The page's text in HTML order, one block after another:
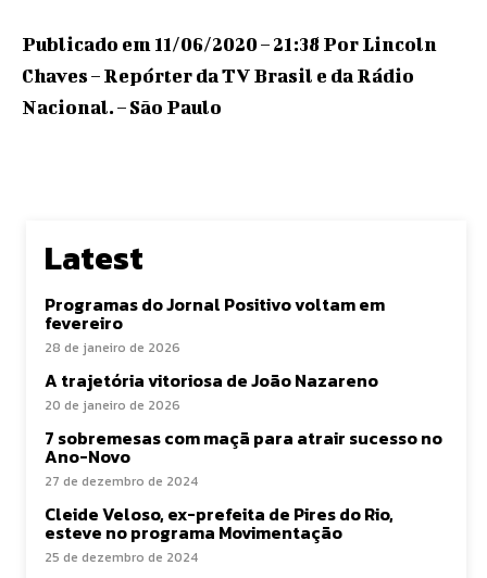
Publicado em 11/06/2020 – 21:38 Por Lincoln
Chaves – Repórter da TV Brasil e da Rádio
Nacional. – São Paulo
Latest
Programas do Jornal Positivo voltam em
fevereiro
28 de janeiro de 2026
A trajetória vitoriosa de João Nazareno
20 de janeiro de 2026
7 sobremesas com maçã para atrair sucesso no
Ano-Novo
27 de dezembro de 2024
Cleide Veloso, ex-prefeita de Pires do Rio,
esteve no programa Movimentação
25 de dezembro de 2024